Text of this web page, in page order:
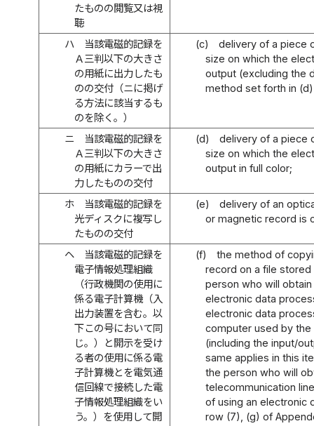
たものの閲覧又は視
聴
ハ
当該電磁的記録を
Ａ三判以下の大きさ
の用紙に出力したも
のの交付（ニに掲げ
る方法に該当するも
のを除く。）
(c)
delivery of a piece
size on which the
output (excluding the
method set forth in
ニ
当該電磁的記録を
Ａ三判以下の大きさ
の用紙にカラーで出
力したものの交付
(d)
delivery of a piece
size on which the
output in full color;
ホ
当該電磁的記録を
光ディスクに複写し
たものの交付
(e)
delivery of an
or magnetic record is
ヘ
当該電磁的記録を
電子情報処理組織
（行政機関の使用に
係る電子計算機（入
出力装置を含む。以
下この号において同
じ。）と開示を受け
る者の使用に係る電
子計算機とを電気通
信回線で接続した電
子情報処理組織をい
う。）を使用して開
(f)
the method of
record on a file
person who will
electronic data
electronic data
computer used by
(including the input/
same applies in this
the person who will
telecommunication
of using an electronic
row (7), (g) of